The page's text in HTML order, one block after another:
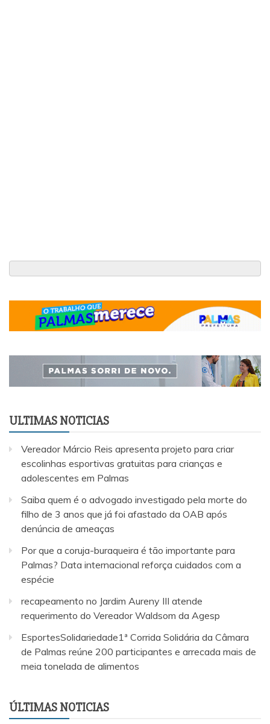
ULTIMAS NOTICIAS
Vereador Márcio Reis apresenta projeto para criar
escolinhas esportivas gratuitas para crianças e
adolescentes em Palmas
Saiba quem é o advogado investigado pela morte do
filho de 3 anos que já foi afastado da OAB após
denúncia de ameaças
Por que a coruja-buraqueira é tão importante para
Palmas? Data internacional reforça cuidados com a
espécie
recapeamento no Jardim Aureny III atende
requerimento do Vereador Waldsom da Agesp
EsportesSolidariedade1ª Corrida Solidária da Câmara
de Palmas reúne 200 participantes e arrecada mais de
meia tonelada de alimentos
ÚLTIMAS NOTICIAS